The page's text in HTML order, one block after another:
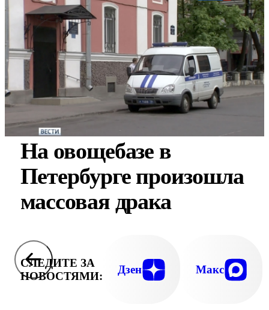
На овощебазе в
Петербурге произошла
массовая драка
СЛЕДИТЕ ЗА
НОВОСТЯМИ:
Дзен Макс